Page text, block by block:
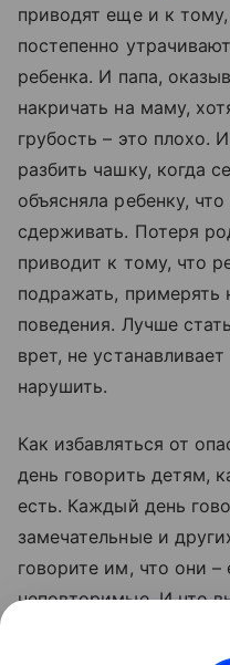
приводят еще и к
постепенно
ребенка. И папа,
накричать на маму,
грубость – это плохо.
разбить чашку, когда
объясняла ребенку,
сдерживать. Потеря
приводит к тому, что
подражать, примерять
поведения. Лучше
врет, не
нарушить.
Как избавляться от
день говорить детям,
есть. Каждый день
замечательные и
говорите им, что они –
неповторимые. И что